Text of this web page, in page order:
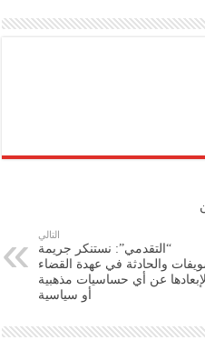
التالي
“التقدمي”: نستنكر جريمة
والحادثة في عهدة القضاء
عن أي حساسيات مذهبية
أو سياسية